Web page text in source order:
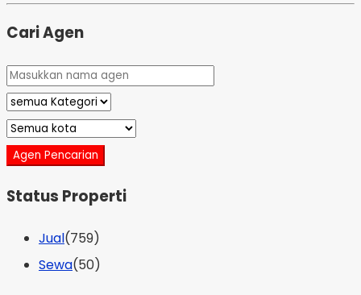
Cari Agen
Agen Pencarian
Status Properti
Jual(759)
Sewa(50)